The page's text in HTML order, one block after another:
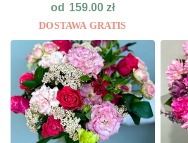
od 159.00 zł
DOSTAWA GRATIS